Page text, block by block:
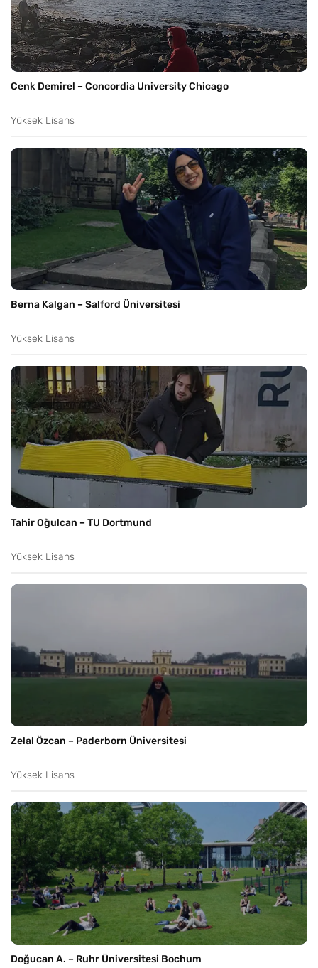
Cenk Demirel – Concordia University Chicago
Yüksek Lisans
Berna Kalgan – Salford Üniversitesi
Yüksek Lisans
Tahir Oğulcan – TU Dortmund
Yüksek Lisans
Zelal Özcan – Paderborn Üniversitesi
Yüksek Lisans
Doğucan A. – Ruhr Üniversitesi Bochum